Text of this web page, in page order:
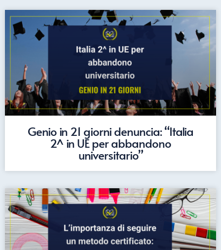
Genio in 21 giorni denuncia: “Italia
2^ in UE per abbandono
universitario”